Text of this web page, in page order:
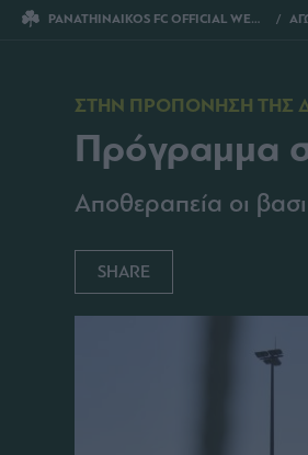
PANATHINAIKOS FC OFFICIAL WEBSITE
ΣΤΗΝ ΠΡΟΠΟΝΗΣΗ ΤΗΣ
Πρόγραμμα
Αποθεραπεία οι
SHARE